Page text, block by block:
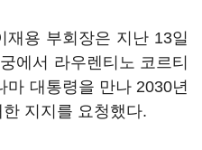
재용 부회장은 지난 13일
에서 라우렌티노 코르티
마 대통령을 만나 2030년
지지를 요청했다.